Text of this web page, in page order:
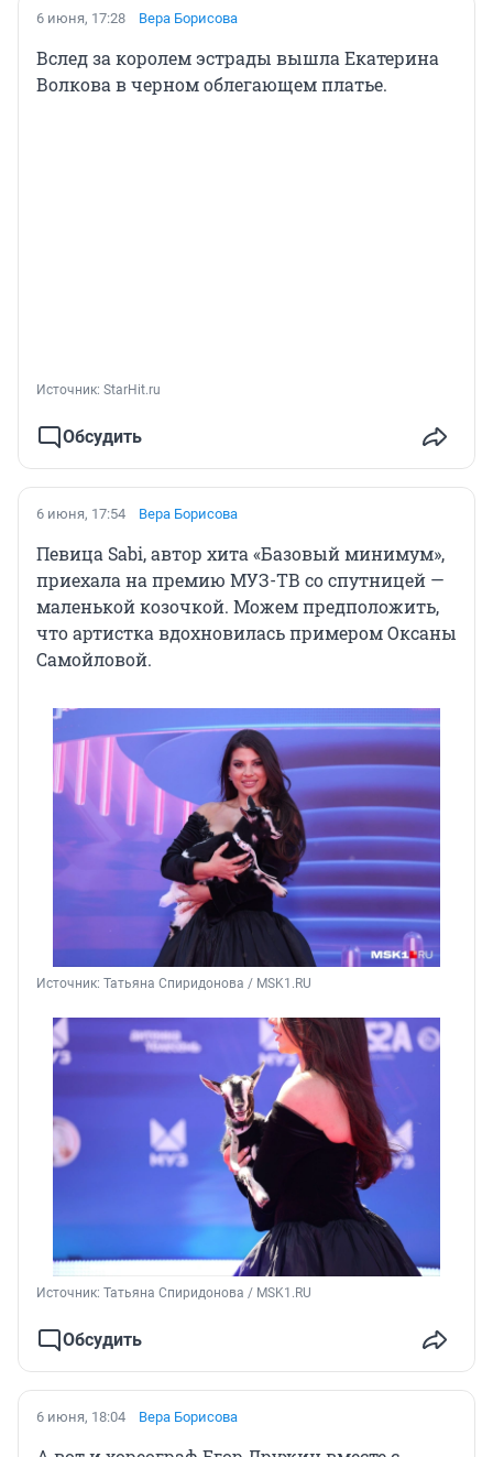
6 июня, 17:28 Вера Борисова
Вслед за королем эстрады вышла Екатерина
Волкова в черном облегающем платье.
Источник: StarHit.ru
Обсудить
6 июня, 17:54 Вера Борисова
Певица Sabi, автор хита «Базовый минимум»,
приехала на премию МУЗ-ТВ со спутницей —
маленькой козочкой. Можем предположить,
что артистка вдохновилась примером Оксаны
Самойловой.
Источник: Татьяна Спиридонова / MSK1.RU
Источник: Татьяна Спиридонова / MSK1.RU
Обсудить
6 июня, 18:04 Вера Борисова